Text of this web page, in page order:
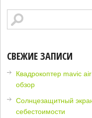
СВЕЖИЕ ЗАПИСИ
Квадрокоптер mavic
обзор
Солнцезащитный
себестоимости